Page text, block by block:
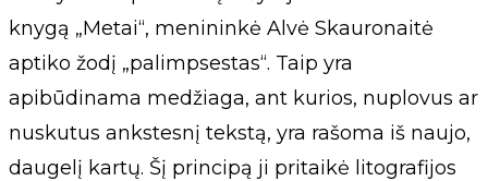
knygą „Metai“, menininkė Alvė Skauronaitė
aptiko žodį „palimpsestas“. Taip yra
apibūdinama medžiaga, ant kurios, nuplovus ar
nuskutus ankstesnį tekstą, yra rašoma iš naujo,
daugelį kartų. Šį principą ji pritaikė litografijos